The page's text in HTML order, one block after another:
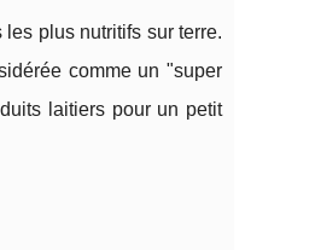
plus nutritifs sur terre.
comme un "super
laitiers pour un petit